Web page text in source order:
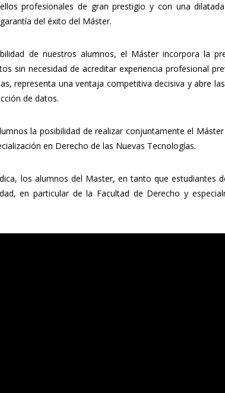
profesionales de gran prestigio y con una
del éxito del Máster.
de nuestros alumnos, el Máster incorpora la
sin necesidad de acreditar experiencia profesional
representa una ventaja competitiva decisiva y abre
de datos.
la posibilidad de realizar conjuntamente el
en Derecho de las Nuevas Tecnologías.
los alumnos del Master, en tanto que estudiantes
en particular de la Facultad de Derecho y